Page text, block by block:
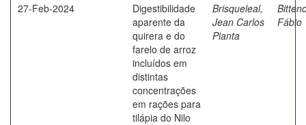
27-Feb-2024
Digestibilidade
aparente da
quirera e do
farelo de arroz
incluídos em
distintas
concentrações
em rações para
tilápia do Nilo
Brisqueleal,
Jean Carlos
Pianta
Fábio